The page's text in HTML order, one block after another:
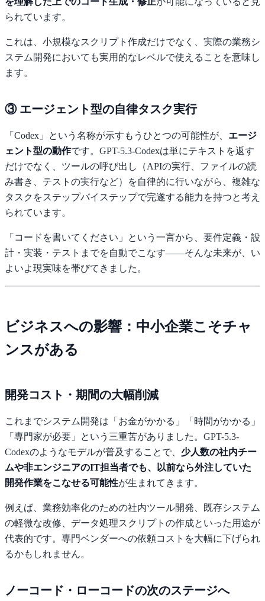
られています。
これは、小規模なスクリプト作成だけでなく、実際の業務シ
ステム開発においても実用的なレベルで使えることを意味し
ます。
③ エージェント型の自律タスク実行
「Codex」という名称が示すもうひとつの可能性が、 エージ
ェント型の動作です。GPT-5.3-Codexは単にテキストを返す
だけでなく、ツールの呼び出し（APIの実行、ファイルの読
み書き、テストの実行など）を自律的に行いながら、複雑な
タスクをステップバイステップで完遂する能力を持つと考え
られています。
「コードを書いてください」という一言から、要件定義・設
計・実装・テストまでを自動でこなす——そんな未来が、い
よいよ現実味を帯びてきました。
ビジネスへの影響：中小企業こそチャ
ンスがある
開発コスト・期間の大幅削減
これまでシステム開発は「お金がかかる」「時間がかかる」
「専門家が必要」という三重苦がありました。GPT-5.3-
Codexのようなモデルが普及することで、 少人数の社内チー
ムや非エンジニアのIT担当者でも、以前なら外注していた
開発作業をこなせる可能性が生まれてきます。
例えば、業務効率化のための社内ツール開発、既存システム
の軽微な改修、データ処理スクリプトの作成といった用途が
代表的です。専門ベンダーへの依頼コストを大幅に下げられ
るかもしれません。
ノーコード・ローコードの次のステージへ